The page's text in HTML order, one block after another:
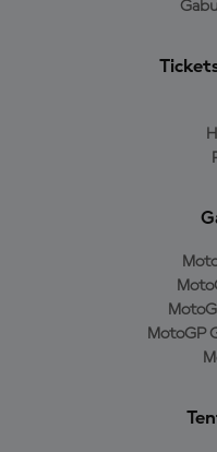
MotoGP